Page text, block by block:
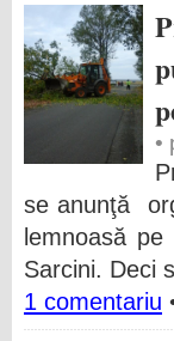
•
se anunţă
lemnoasă
Sarcini. Deci
1 comentariu